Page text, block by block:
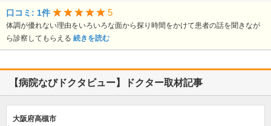
口コミ: 1件 5
体調が優れない理由をいろいろな面から探り時間をかけて患者の話を聞きなが
ら診察してもらえる 続きを読む
【病院なびドクタビュー】ドクター取材記事
大阪府高槻市